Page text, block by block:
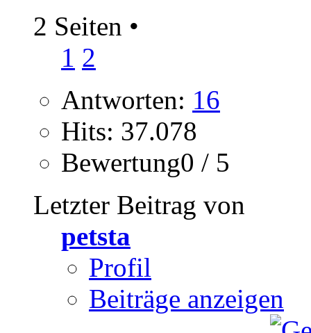
2 Seiten •
1 2
Antworten: 16
Hits: 37.078
Bewertung0 / 5
Letzter Beitrag von
petsta
Profil
Beiträge anzeigen